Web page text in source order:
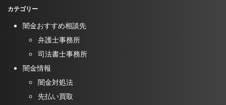
カテゴリー
闇金おすすめ相談先
弁護士事務所
司法書士事務所
闇金情報
闇金対処法
先払い買取